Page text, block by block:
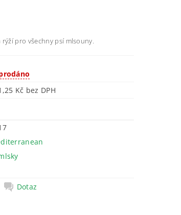
pro všechny psí mlsouny.
281,25 Kč bez DPH
Dotaz